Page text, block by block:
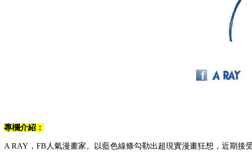
專欄介紹：
A RAY，FB人氣漫畫家。以藍色線條勾勒出超現實漫畫狂想，近期接